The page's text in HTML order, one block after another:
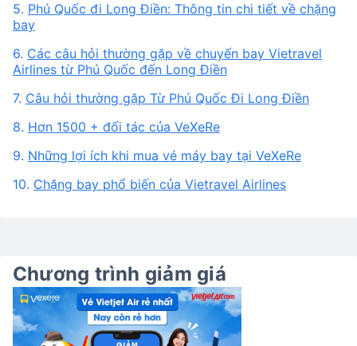
5. Phú Quốc đi Long Điền: Thông tin chi tiết về chặng
bay
6. Các câu hỏi thường gặp về chuyến bay Vietravel
Airlines từ Phú Quốc đến Long Điền
7. Câu hỏi thường gặp Từ Phú Quốc Đi Long Điền
8. Hơn 1500 + đối tác của VeXeRe
9. Những lợi ích khi mua vé máy bay tại VeXeRe
10. Chặng bay phổ biến của Vietravel Airlines
Chương trình giảm giá